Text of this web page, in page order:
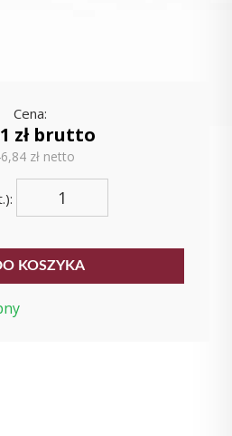
Cena:
zł brutto
zł netto
KOSZYKA